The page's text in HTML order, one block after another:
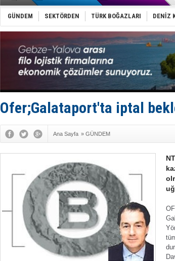
GÜNDEM SEKTÖRDEN TÜRK BOĞAZLARI DENİZ
Ofer;Galataport'ta iptal
Ana Sayfa » GÜNDEM